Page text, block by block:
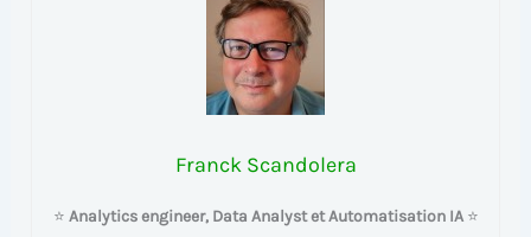
Franck Scandolera
⭐ Analytics engineer, Data Analyst et Automatisation IA⭐